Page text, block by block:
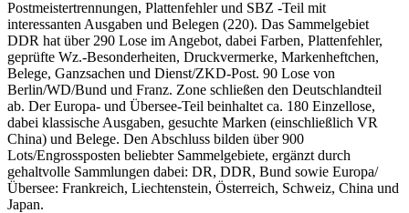
Postmeistertrennungen, Plattenfehler und SBZ -Teil mit
interessanten Ausgaben und Belegen (220). Das Sammelgebiet
DDR hat über 290 Lose im Angebot, dabei Farben, Plattenfehler,
geprüfte Wz.-Besonderheiten, Druckvermerke, Markenheftchen,
Belege, Ganzsachen und Dienst/ZKD-Post. 90 Lose von
Berlin/WD/Bund und Franz. Zone schließen den Deutschlandteil
ab. Der Europa- und Übersee-Teil beinhaltet ca. 180 Einzellose,
dabei klassische Ausgaben, gesuchte Marken (einschließlich VR
China) und Belege. Den Abschluss bilden über 900
Lots/Engrossposten beliebter Sammelgebiete, ergänzt durch
gehaltvolle Sammlungen dabei: DR, DDR, Bund sowie Europa/
Übersee: Frankreich, Liechtenstein, Österreich, Schweiz, China und
Japan.